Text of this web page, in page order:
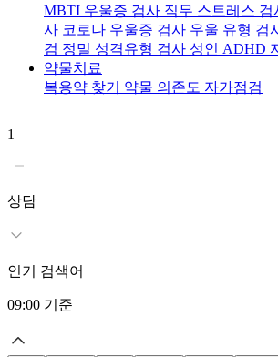
MBTI 우울증 검사 직무 스트레스 검
사 코로나 우울증 검사 우울 유형 검
검 정밀 성격유형 검사 성인 ADHD
약물치료
복용약 찾기 약물 의존도 자가점검
1
상담
인기 검색어
09:00 기준